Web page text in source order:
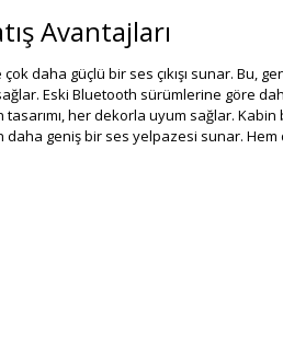
Avantajları
daha güçlü bir ses çıkışı sunar. Bu,
Eski Bluetooth sürümlerine göre
her dekorla uyum sağlar.
daha geniş bir ses yelpazesi sunar.